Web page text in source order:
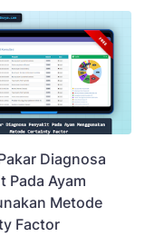
Diagnosa
Pada Ayam
Metode
Factor